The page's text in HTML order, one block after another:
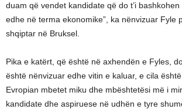
duam që vendet kandidate që do t’i
edhe në terma ekonomike”, ka nënvizuar Fyle
shqiptar në Bruksel.
Pika e katërt, që është në axhendën e Fyles,
është nënvizuar edhe vitin e kaluar, e cila
Evropian mbetet miku dhe mbështetësi më i
kandidate dhe aspiruese në udhën e tyre